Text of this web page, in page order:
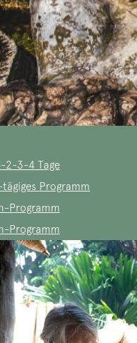
2-3-4 Tage
tägiges Programm
Programm
Programm
den Feind zu
ging weit über das
im Mittelpunkt
und Beschützer
und
und zeugt von
und Tier. Diese
geprägt ist, macht
umso wertvoller und
Authentizität suchen.
und Tradition nimmt
heroischen Platz
ist er
Thủy Tinh, den